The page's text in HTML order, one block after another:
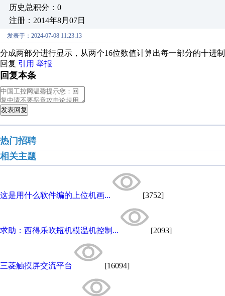
历史总积分：0
注册：2014年8月07日
发表于：2024-07-08 11:23:13
分成两部分进行显示，从两个16位数值计算出每一部分的十进
回复 引用 举报
回复本条
发表回复
热门招聘
相关主题
这是用什么软件编的上位机画... [3752]
求助：西得乐吹瓶机模温机控制... [2093]
三菱触摸屏交流平台 [16094]